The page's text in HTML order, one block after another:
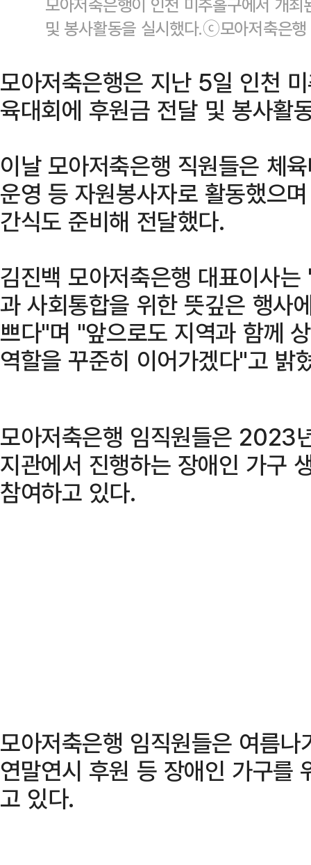
및 봉사활동을 실시했다.ⓒ모아저축은행
모아저축은행은 지난 5일 인천
육대회에 후원금 전달 및 봉사활
이날 모아저축은행 직원들은 체
운영 등 자원봉사자로 활동했으
간식도 준비해 전달했다.
김진백 모아저축은행 대표이사
과 사회통합을 위한 뜻깊은 행사
쁘다"며 "앞으로도 지역과 함께
역할을 꾸준히 이어가겠다"고 밝
모아저축은행 임직원들은 2023
지관에서 진행하는 장애인 가구
참여하고 있다.
모아저축은행 임직원들은 여름
연말연시 후원 등 장애인 가구를
고 있다.